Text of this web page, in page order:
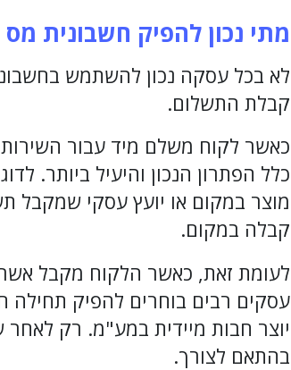
מתי נכון להפיק חשבונית
לא בכל עסקה נכון להשתמש
קבלת התשלום.
כאשר לקוח משלם מיד עבור
כלל הפתרון הנכון והיעיל ביותר.
מוצר במקום או יועץ עסקי שמקבל
קבלה במקום.
לעומת זאת, כאשר הלקוח מקבל
עסקים רבים בוחרים להפיק
יוצר חבות מיידית במע"מ. רק
בהתאם לצורך.